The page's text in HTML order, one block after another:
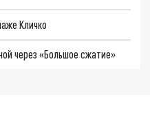
Кличко
через «Большое сжатие»